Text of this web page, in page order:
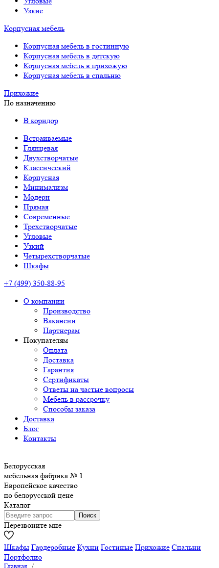
Узкие
Корпусная мебель
Корпусная мебель в гостинную
Корпусная мебель в детскую
Корпусная мебель в прихожую
Корпусная мебель в спальню
Прихожие
По назначению
В коридор
Встраиваемые
Глянцевая
Двухстворчатые
Классический
Корпусная
Минимализм
Модерн
Прямая
Современные
Трехстворчатые
Угловые
Узкий
Четырехстворчатые
Шкафы
+7 (499) 350-88-95
О компании
Производство
Вакансии
Партнерам
Покупателям
Оплата
Доставка
Гарантия
Сертификаты
Ответы на частые вопросы
Мебель в рассрочку
Способы заказа
Доставка
Блог
Контакты
Белорусская
мебельная фабрика № 1
Европейское качество
по белорусской цене
Каталог
Перезвоните мне
Шкафы Гардеробные Кухни Гостиные Прихожие Спальни
Портфолио
Главная /